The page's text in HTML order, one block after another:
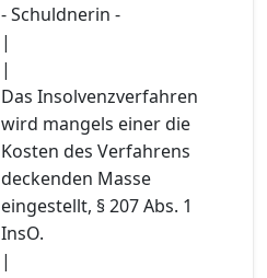
- Schuldnerin -
|
|
Das Insolvenzverfahren
wird mangels einer die
Kosten des Verfahrens
deckenden Masse
eingestellt, § 207 Abs. 1
InsO.
|